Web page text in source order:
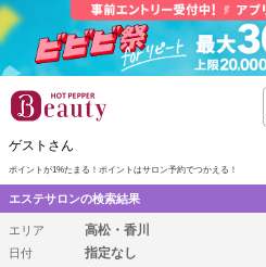
ゲストさん
ポイントが1%たまる！ ポイントはサロン予約でつかえる！
エステサロンの検索結果
エリア 高松・香川
日付 指定なし